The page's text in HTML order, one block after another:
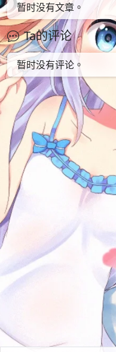
暂时没有文章。
Ta的评论
暂时没有评论。